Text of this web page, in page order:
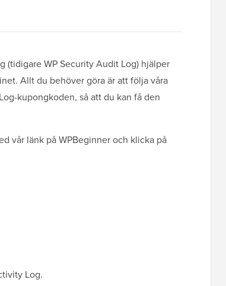
(tidigare WP Security Audit Log) hjälper
Allt du behöver göra är att följa våra
kupongkoden, så att du kan få den
vår länk på WPBeginner och klicka på
Log.